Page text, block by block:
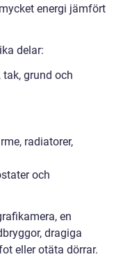
energi jämfört
delar:
grund och
radiatorer,
och
en
dragiga
eller otäta dörrar.